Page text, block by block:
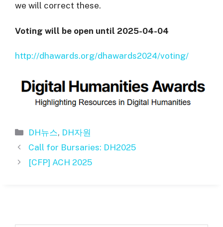
we will correct these.
Voting will be open until 2025-04-04
http://dhawards.org/dhawards2024/voting/
카
테
리
DH뉴스, DH자원
Call for Bursaries: DH2025
[CFP] ACH 2025